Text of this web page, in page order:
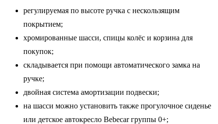
регулируемая по высоте ручка с нескользящим
покрытием;
хромированные шасси, спицы колёс и корзина для
покупок;
складывается при помощи автоматического замка на
ручке;
двойная система амортизации подвески;
на шасси можно установить также прогулочное сиденье
или детское автокресло Bebecar группы 0+;